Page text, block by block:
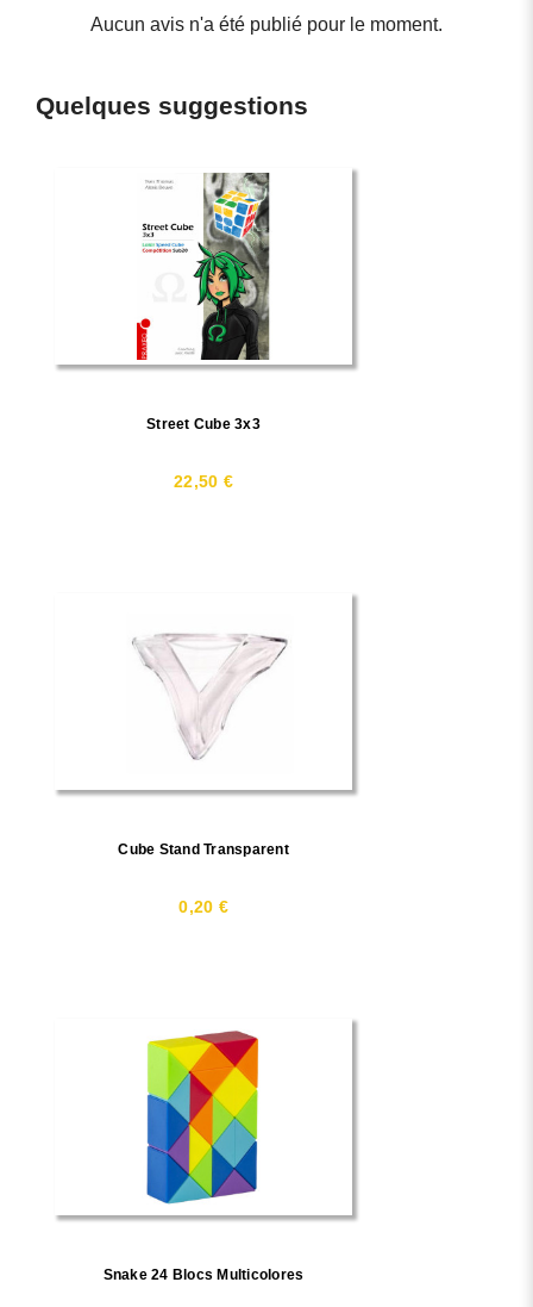
Aucun avis n'a été publié pour le moment.
Quelques suggestions
Street Cube 3x3
22,50 €
Cube Stand Transparent
0,20 €
Snake 24 Blocs Multicolores